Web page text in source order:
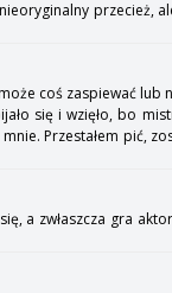
przecież,
coś zaspiewać
się i wzięło, bo
Przestałem pić,
a zwłaszcza gra